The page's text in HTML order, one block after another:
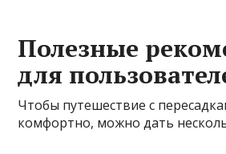
Полезные
для
Чтобы путешествие с
комфортно, можно дать